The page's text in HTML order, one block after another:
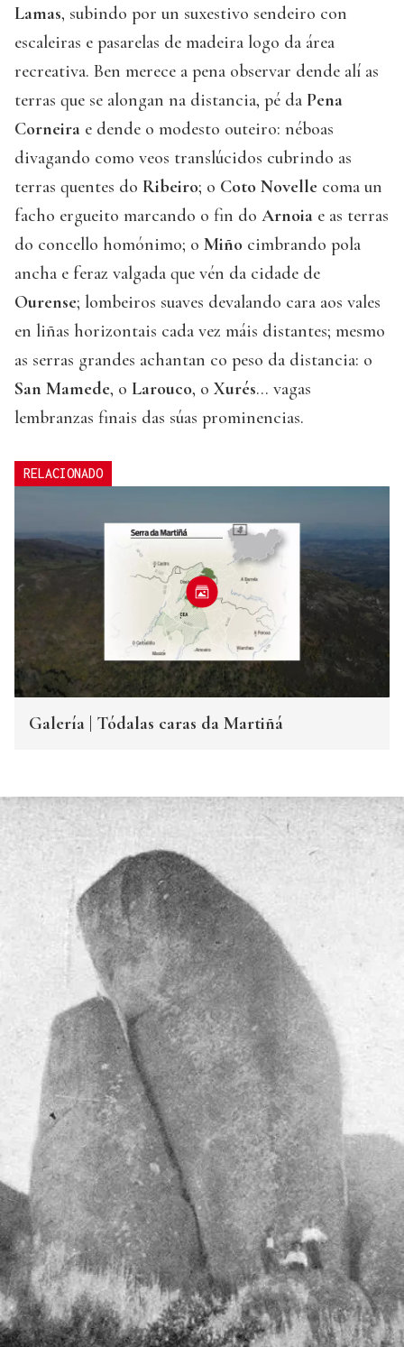
Lamas, subindo por un suxestivo sendeiro con
escaleiras e pasarelas de madeira logo da área
recreativa. Ben merece a pena observar dende alí as
terras que se alongan na distancia, pé da Pena
Corneira e dende o modesto outeiro: néboas
divagando como veos translúcidos cubrindo as
terras quentes do Ribeiro; o Coto Novelle coma un
facho ergueito marcando o fin do Arnoia e as terras
do concello homónimo; o Miño cimbrando pola
ancha e feraz valgada que vén da cidade de
Ourense; lombeiros suaves devalando cara aos vales
en liñas horizontais cada vez máis distantes; mesmo
as serras grandes achantan co peso da distancia: o
San Mamede, o Larouco, o Xurés... vagas
lembranzas finais das súas prominencias.
RELACIONADO
Galería | Tódalas caras da Martiñá